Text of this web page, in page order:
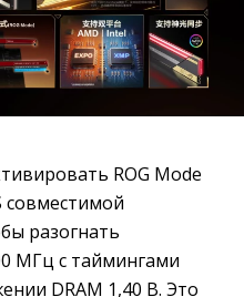
ROG Mode
совместимой
разогнать
МГц с таймингами
DRAM 1,40 В. Это